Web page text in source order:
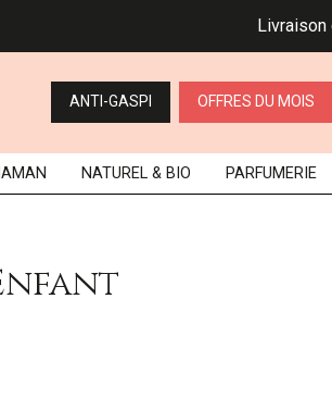
Livraison
ANTI-GASPI OFFRES DU MOIS
NATUREL & BIO PARFUMERIE